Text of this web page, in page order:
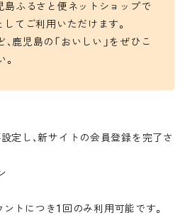
島ふるさと便ネットショップで
てご利用いただけます。
鹿児島の「おいしい」をぜひこ
定し、新サイトの会員登録を完了さ
トにつき1回のみ利用可能です。